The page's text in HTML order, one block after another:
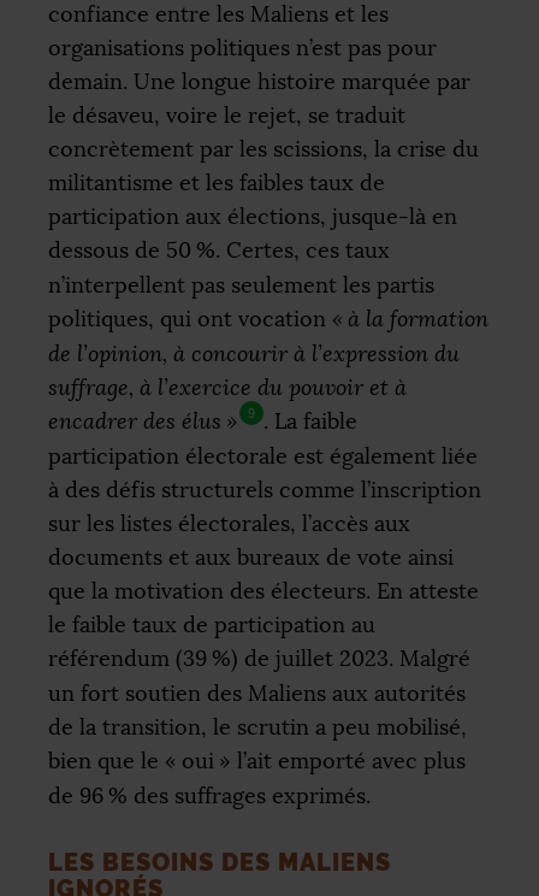
confiance entre les Maliens et les
organisations politiques n’est pas pour
demain. Une longue histoire marquée par
le désaveu, voire le rejet, se traduit
concrètement par les scissions, la crise du
militantisme et les faibles taux de
participation aux élections, jusque-là en
dessous de 50 %. Certes, ces taux
n’interpellent pas seulement les partis
politiques, qui ont vocation « à la formation
de l’opinion, à concourir à l’expression du
suffrage, à l’exercice du pouvoir et à
encadrer des élus » 9
. La faible
participation électorale est également liée
à des défis structurels comme l’inscription
sur les listes électorales, l’accès aux
documents et aux bureaux de vote ainsi
que la motivation des électeurs. En atteste
le faible taux de participation au
référendum (39 %) de juillet 2023. Malgré
un fort soutien des Maliens aux autorités
de la transition, le scrutin a peu mobilisé,
bien que le « oui » l’ait emporté avec plus
de 96 % des suffrages exprimés.
LES BESOINS DES MALIENS
IGNORÉS